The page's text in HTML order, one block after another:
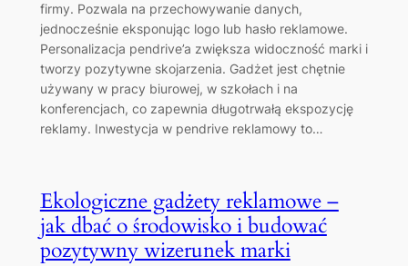
firmy. Pozwala na przechowywanie danych,
jednocześnie eksponując logo lub hasło reklamowe.
Personalizacja pendrive’a zwiększa widoczność marki i
tworzy pozytywne skojarzenia. Gadżet jest chętnie
używany w pracy biurowej, w szkołach i na
konferencjach, co zapewnia długotrwałą ekspozycję
reklamy. Inwestycja w pendrive reklamowy to…
Ekologiczne gadżety reklamowe –
jak dbać o środowisko i budować
pozytywny wizerunek marki